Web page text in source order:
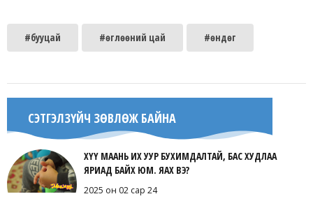
#бууцай #өглөөний цай #өндөг
СЭТГЭЛЗҮЙЧ ЗӨВЛӨЖ БАЙНА
ХҮҮ МААНЬ ИХ УУР БУХИМДАЛТАЙ, БАС ХУДЛАА
ЯРИАД БАЙХ ЮМ. ЯАХ ВЭ?
2025 он 02 сар 24